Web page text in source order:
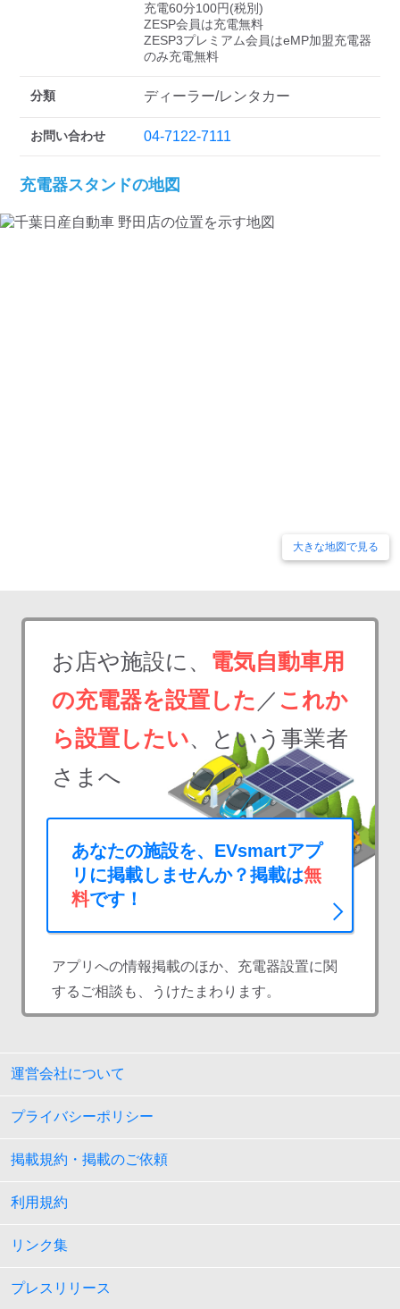
充電60分100円(税別)
ZESP会員は充電無料
ZESP3プレミアム会員はeMP加盟充電器
のみ充電無料
分類 ディーラー/レンタカー
お問い合わせ 04-7122-7111
充電器スタンドの地図
大きな地図で見る
お店や施設に、 電気自動車用
の充電器を設置した ／ これか
ら設置したい、という事業者
さまへ
あなたの施設を、EVsmartアプ
リに掲載しませんか？掲載は無
料です！
アプリへの情報掲載のほか、充電器設置に関
するご相談も、うけたまわります。
運営会社について
プライバシーポリシー
掲載規約・掲載のご依頼
利用規約
リンク集
プレスリリース